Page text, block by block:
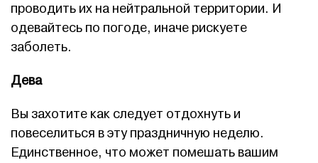
проводить их на нейтральной территории. И
одевайтесь по погоде, иначе рискуете
заболеть.
Дева
Вы захотите как следует отдохнуть и
повеселиться в эту праздничную неделю.
Единственное, что может помешать вашим